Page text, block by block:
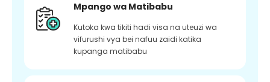
Mpango wa Matibabu
Kutoka kwa tikiti hadi visa na uteuzi wa
vifurushi vya bei nafuu zaidi katika
kupanga matibabu